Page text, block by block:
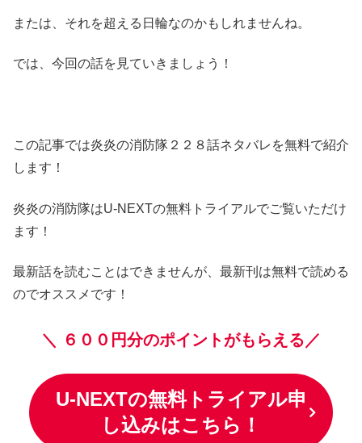
または、それを超える日輪なのかもしれませんね。
では、今回の話を見ていきましょう！
この記事では炎炎の消防隊２２８話ネタバレを無料で紹介
します！
炎炎の消防隊はU-NEXTの無料トライアルでご覧いただけ
ます！
最新話を読むことはできませんが、最新刊は無料で読める
のでオススメです！
＼ ６００円分のポイントがもらえる／
U-NEXTの無料トライアル申
し込みはこちら！